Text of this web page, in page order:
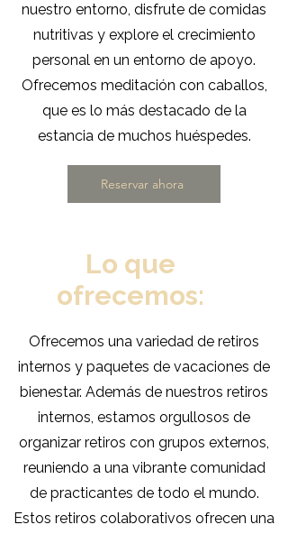
nuestro entorno, disfrute de comidas
nutritivas y explore el crecimiento
personal en un entorno de apoyo.
Ofrecemos meditación con caballos,
que es lo más destacado de la
estancia de muchos huéspedes.
Reservar ahora
Lo que
ofrecemos:
Ofrecemos una variedad de retiros
internos y paquetes de vacaciones de
bienestar. Además de nuestros retiros
internos, estamos orgullosos de
organizar retiros con grupos externos,
reuniendo a una vibrante comunidad
de practicantes de todo el mundo.
Estos retiros colaborativos ofrecen una